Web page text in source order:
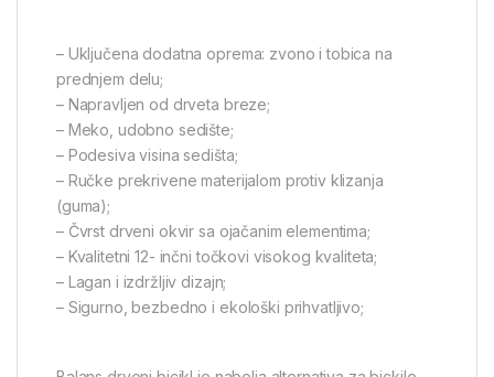
– Uključena dodatna oprema: zvono i tobica na
prednjem delu;
– Napravljen od drveta breze;
– Meko, udobno sedište;
– Podesiva visina sedišta;
– Ručke prekrivene materijalom protiv klizanja
(guma);
– Čvrst drveni okvir sa ojačanim elementima;
– Kvalitetni 12- inčni točkovi visokog kvaliteta;
– Lagan i izdržljiv dizajn;
– Sigurno, bezbedno i ekološki prihvatljivo;